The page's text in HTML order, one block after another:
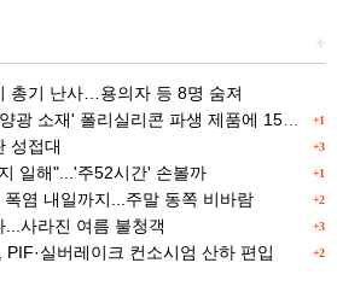
+
총기 난사…용의자 등 8명 숨져
+1
' 폴리실리콘 파생 제품에 15% 관세...한국 기업도 영향
+3
성접대
+1
일해"...'주52시간' 손볼까
+2
염 내일까지...주말 동쪽 비바람
+3
...사라진 여름 불청객
+2
PIF·실버레이크 컨소시엄 산하 편입